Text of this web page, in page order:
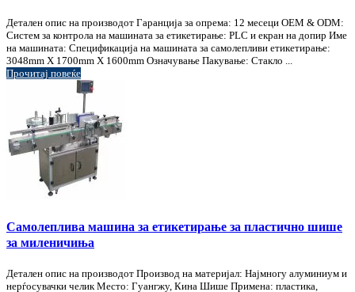
Детален опис на производот Гаранција за опрема: 12 месеци OEM & ODM:
Систем за контрола на машината за етикетирање: PLC и екран на допир Име
на машината: Спецификација на машината за самолепливи етикетирање:
3048mm X 1700mm X 1600mm Означување Пакување: Стакло ...
Прочитај повеќе
Самолеплива машина за етикетирање за пластично шише
за миленичиња
Детален опис на производот Производ на материјал: Најмногу алуминиум и
нерѓосувачки челик Место: Гуангжу, Кина Шише Примена: пластика,